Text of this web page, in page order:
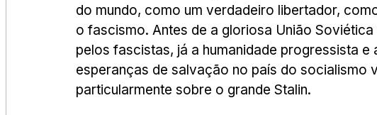
do mundo, como um verdadeiro libertador,
o fascismo. Antes de a gloriosa União
pelos fascistas, já a humanidade progressista
esperanças de salvação no país do socialismo
particularmente sobre o grande Stalin.